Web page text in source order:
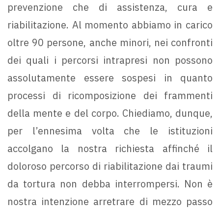
prevenzione che di assistenza, cura e
riabilitazione. Al momento abbiamo in carico
oltre 90 persone, anche minori, nei confronti
dei quali i percorsi intrapresi non possono
assolutamente essere sospesi in quanto
processi di ricomposizione dei frammenti
della mente e del corpo. Chiediamo, dunque,
per l’ennesima volta che le istituzioni
accolgano la nostra richiesta affinché il
doloroso percorso di riabilitazione dai traumi
da tortura non debba interrompersi. Non è
nostra intenzione arretrare di mezzo passo